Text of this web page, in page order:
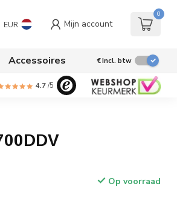
EUR Mijn account
0
Accessoires €Incl. btw
4.7 /5
Op voorraad